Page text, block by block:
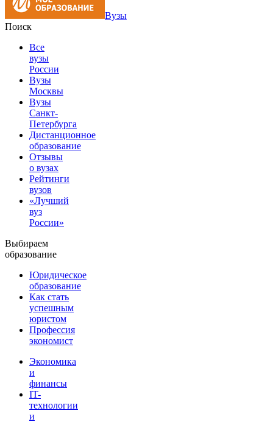
Вузы
Поиск
Все
вузы
России
Вузы
Москвы
Вузы
Санкт-
Петербурга
Дистанционное
образование
Отзывы
о вузах
Рейтинги
вузов
«Лучший
вуз
России»
Выбираем
образование
Юридическое
образование
Как стать
успешным
юристом
Профессия
экономист
Экономика
и
финансы
IT-
технологии
и